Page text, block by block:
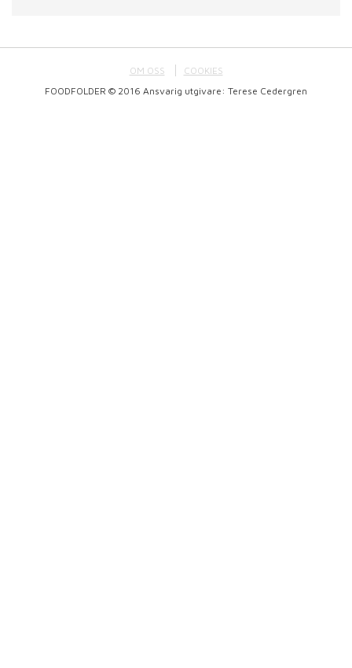
OM OSS
COOKIES
FOODFOLDER © 2016 Ansvarig utgivare: Terese Cedergren